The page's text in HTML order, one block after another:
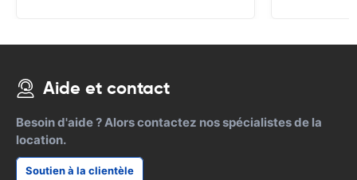
Aide et contact
Besoin d'aide ? Alors contactez nos spécialistes de la
location.
Soutien à la clientèle